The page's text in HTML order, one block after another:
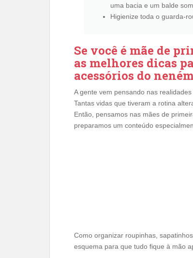
uma bacia e um balde
Higienize toda o guarda-
Se você é mãe de
as melhores dicas
acessórios do
A gente vem pensando nas
Tantas vidas que tiveram a rotina
Então, pensamos nas mães de
preparamos um conteúdo
Como organizar roupinhas,
esquema para que tudo fique à mão